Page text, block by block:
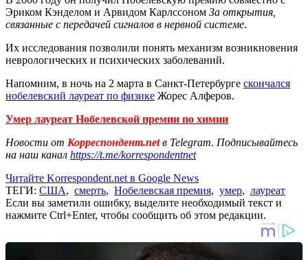
Эриком Кэнделом и Арвидом Карлссоном За открытия,
связанные с передачей сигналов в нервной системе.
Их исследования позволили понять механизм возникновения
неврологических и психических заболеваний.
Напомним, в ночь на 2 марта в Санкт-Петербурге скончался
нобелевский лауреат по физике Жорес Алферов.
Умер лауреат Нобелевской премии по химии
Новости от Корреспондент.netв Telegram. Подписывайтесь
на наш канал https://t.me/korrespondentnet
Читайте Korrespondent.net в Google News
ТЕГИ: США, смерть, Нобелевская премия, умер, лауреат
Если вы заметили ошибку, выделите необходимый текст и
нажмите Ctrl+Enter, чтобы сообщить об этом редакции.